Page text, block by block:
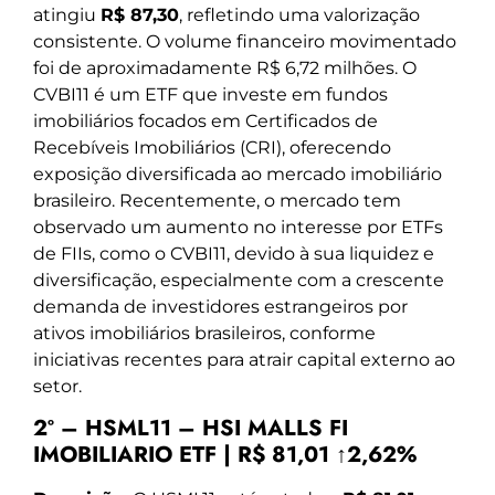
atingiu R$ 87,30, refletindo uma valorização
consistente. O volume financeiro movimentado
foi de aproximadamente R$ 6,72 milhões. O
CVBI11 é um ETF que investe em fundos
imobiliários focados em Certificados de
Recebíveis Imobiliários (CRI), oferecendo
exposição diversificada ao mercado imobiliário
brasileiro. Recentemente, o mercado tem
observado um aumento no interesse por ETFs
de FIIs, como o CVBI11, devido à sua liquidez e
diversificação, especialmente com a crescente
demanda de investidores estrangeiros por
ativos imobiliários brasileiros, conforme
iniciativas recentes para atrair capital externo ao
setor.
2º – HSML11 – HSI MALLS FI
IMOBILIARIO ETF | R$ 81,01 ↑2,62%